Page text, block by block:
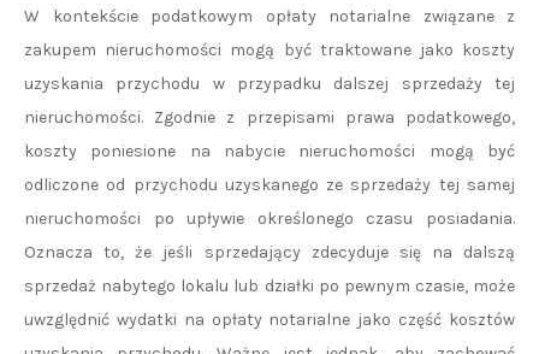
W kontekście podatkowym opłaty notarialne związane z
zakupem nieruchomości mogą być traktowane jako koszty
uzyskania przychodu w przypadku dalszej sprzedaży tej
nieruchomości. Zgodnie z przepisami prawa podatkowego,
koszty poniesione na nabycie nieruchomości mogą być
odliczone od przychodu uzyskanego ze sprzedaży tej samej
nieruchomości po upływie określonego czasu posiadania.
Oznacza to, że jeśli sprzedający zdecyduje się na dalszą
sprzedaż nabytego lokalu lub działki po pewnym czasie, może
uwzględnić wydatki na opłaty notarialne jako część kosztów